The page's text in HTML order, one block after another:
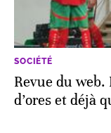
SOCIÉTÉ
Revue du web.
d’ores et déjà